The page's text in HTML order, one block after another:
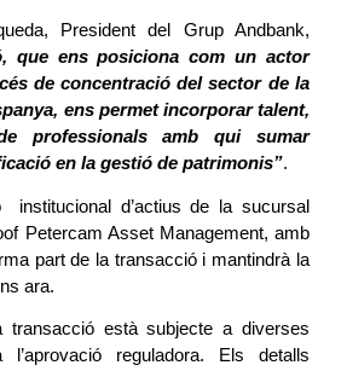
que ens posiciona com un actor
de concentració del sector de la
ens permet incorporar talent,
professionals amb qui sumar
en la gestió de patrimonis”.
institucional d’actius de la sucursal
Petercam Asset Management, amb
part de la transacció i mantindrà la
ara.
transacció està subjecte a diverses
l’aprovació reguladora. Els detalls